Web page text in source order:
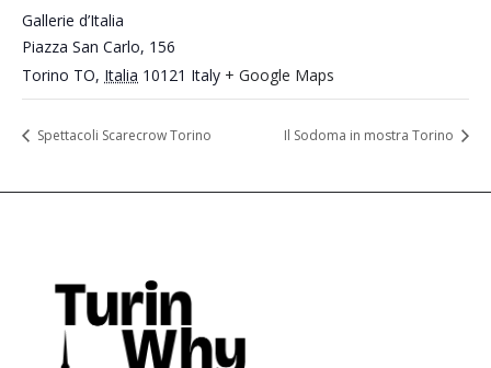
Gallerie d’Italia
Piazza San Carlo, 156
Torino TO, Italia 10121 Italy + Google Maps
Spettacoli Scarecrow Torino Il Sodoma in mostra Torino